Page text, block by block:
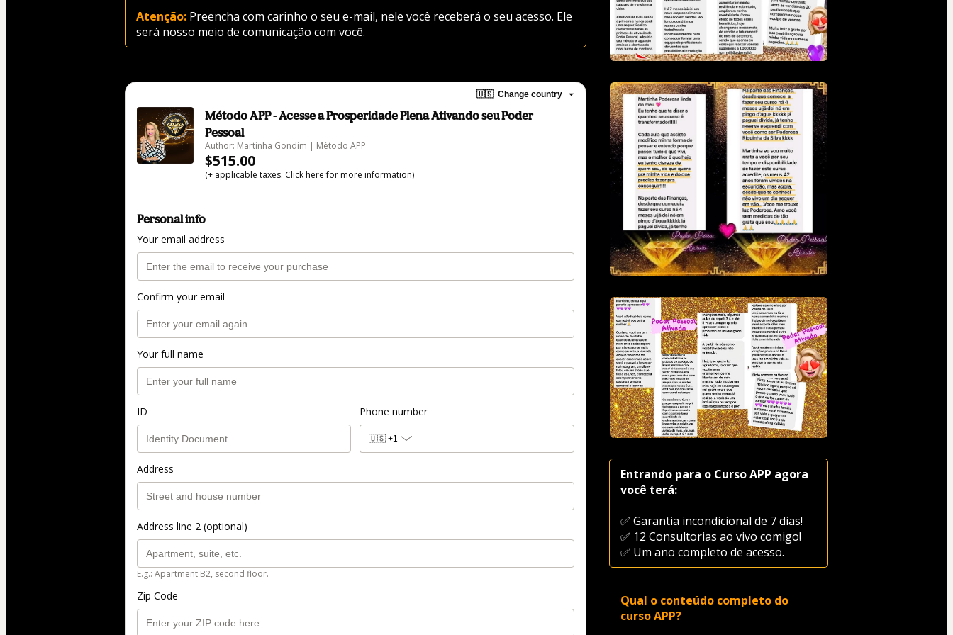
Atenção: Preencha com carinho o seu e-mail, nele você receberá o seu acesso. Ele
será nosso meio de comunicação com você.
🇺🇸 Change country
Método APP - Acesse a Prosperidade Plena Ativando seu Poder
Pessoal
Author: Martinha Gondim | Método APP
$515.00
(+ applicable taxes. Click herefor more information)
Personal info
Your email address
Confirm your email
Your full name
ID Phone number
🇺🇸 +1
Address
Address line 2 (optional)
E.g.: Apartment B2, second floor.
Zip Code
Entrando para o Curso APP agora
você terá:
✅ Garantia incondicional de 7 dias!
✅ 12 Consultorias ao vivo comigo!
✅ Um ano completo de acesso.
Qual o conteúdo completo do
curso APP?